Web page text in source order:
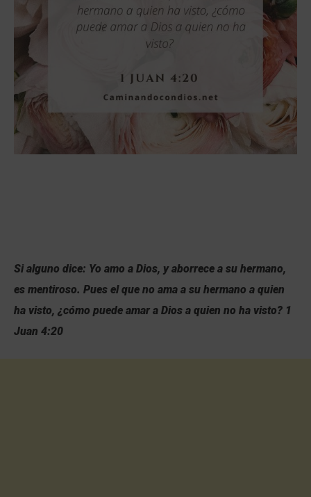
Si alguno dice: Yo amo a Dios, y aborrece a su hermano,
es mentiroso. Pues el que no ama a su hermano a quien
ha visto, ¿cómo puede amar a Dios a quien no ha visto? 1
Juan 4:20